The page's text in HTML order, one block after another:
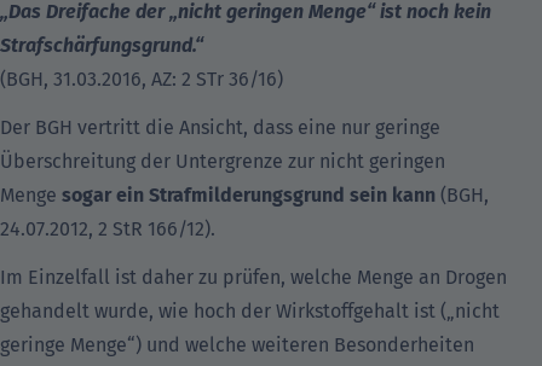
„Das Dreifache der „nicht geringen Menge“ ist noch kein
Strafschärfungsgrund.“
(BGH, 31.03.2016, AZ: 2 STr 36/16)
Der BGH vertritt die Ansicht, dass eine nur geringe
Überschreitung der Untergrenze zur nicht geringen
Menge sogar ein Strafmilderungsgrund sein kann (BGH,
24.07.2012, 2 StR 166/12).
Im Einzelfall ist daher zu prüfen, welche Menge an Drogen
gehandelt wurde, wie hoch der Wirkstoffgehalt ist („nicht
geringe Menge“) und welche weiteren Besonderheiten